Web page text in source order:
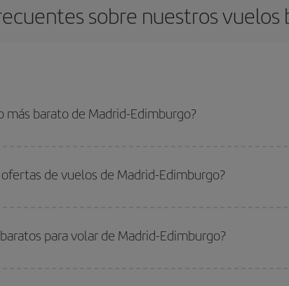
sobre nuestros vuelos
más barato de Madrid-Edimburgo?
de vuelos de Madrid-Edimburgo?
son temporada alta. Además, sobre todo si estás pensando en una
para volar de Madrid-Edimburgo?